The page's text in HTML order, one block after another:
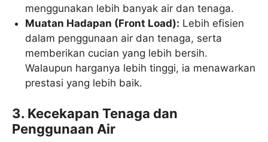
menggunakan lebih banyak air dan tenaga.
Muatan Hadapan (Front Load): Lebih efisien
dalam penggunaan air dan tenaga, serta
memberikan cucian yang lebih bersih.
Walaupun harganya lebih tinggi, ia menawarkan
prestasi yang lebih baik.
3. Kecekapan Tenaga dan
Penggunaan Air